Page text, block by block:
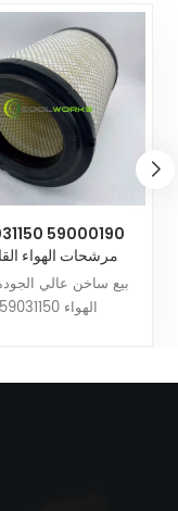
59000190
مرشحات الهواء
للتخصيص من الشركة
في الصين
بيع ساخن عالي
الهواء 59031150
الهواء لتناسب